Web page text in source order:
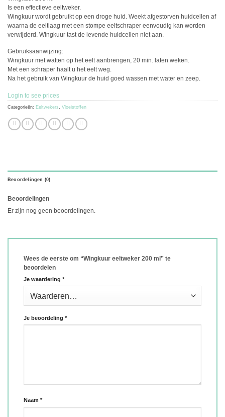
Is een effectieve eeltweker.
Wingkuur wordt gebruikt op een droge huid. Weekt afgestorven huidcellen af
waarna de eeltlaag met een stompe eeltschraper eenvoudig kan worden
verwijderd. Wingkuur tast de levende huidcellen niet aan.
Gebruiksaanwijzing:
Wingkuur met watten op het eelt aanbrengen, 20 min. laten weken.
Met een schraper haalt u het eelt weg.
Na het gebruik van Wingkuur de huid goed wassen met water en zeep.
Login to see prices
Categorieën: Eeltwekers Vloeistoffen
Beoordelingen (0)
Beoordelingen
Er zijn nog geen beoordelingen.
Wees de eerste om “Wingkuur eeltweker 200 ml” te
beoordelen
Je waardering *
Je beoordeling *
Naam *